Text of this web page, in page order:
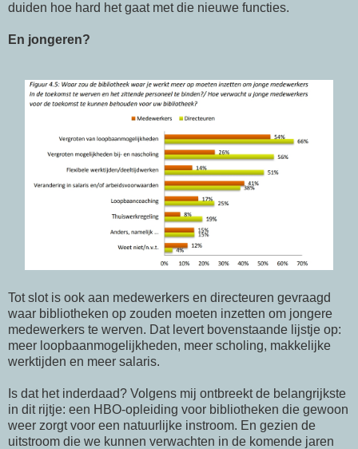
duiden hoe hard het gaat met die nieuwe functies.
En jongeren?
Tot slot is ook aan medewerkers en directeuren gevraagd
waar bibliotheken op zouden moeten inzetten om jongere
medewerkers te werven. Dat levert bovenstaande lijstje op:
meer loopbaanmogelijkheden, meer scholing, makkelijke
werktijden en meer salaris.
Is dat het inderdaad? Volgens mij ontbreekt de belangrijkste
in dit rijtje: een HBO-opleiding voor bibliotheken die gewoon
weer zorgt voor een natuurlijke instroom. En gezien de
uitstroom die we kunnen verwachten in de komende jaren